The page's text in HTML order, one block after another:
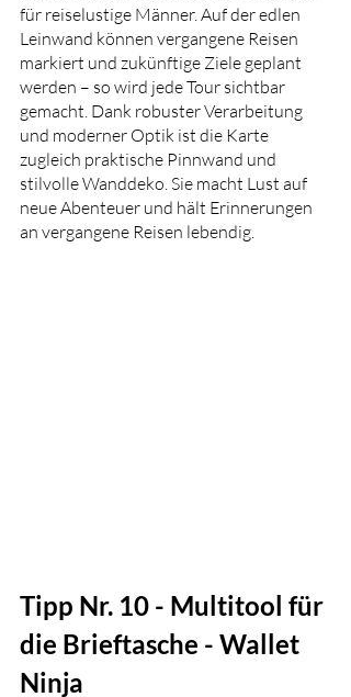
für reiselustige Männer. Auf der edlen
Leinwand können vergangene Reisen
markiert und zukünftige Ziele geplant
werden – so wird jede Tour sichtbar
gemacht. Dank robuster Verarbeitung
und moderner Optik ist die Karte
zugleich praktische Pinnwand und
stilvolle Wanddeko. Sie macht Lust auf
neue Abenteuer und hält Erinnerungen
an vergangene Reisen lebendig.
Tipp Nr. 10 - Multitool für
die Brieftasche - Wallet
Ninja